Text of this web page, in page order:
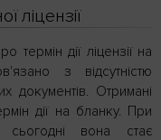
ліцензії
термін дії ліцензії на
з відсутністю
документів. Отримані
дії на бланку. При
сьогодні вона стає